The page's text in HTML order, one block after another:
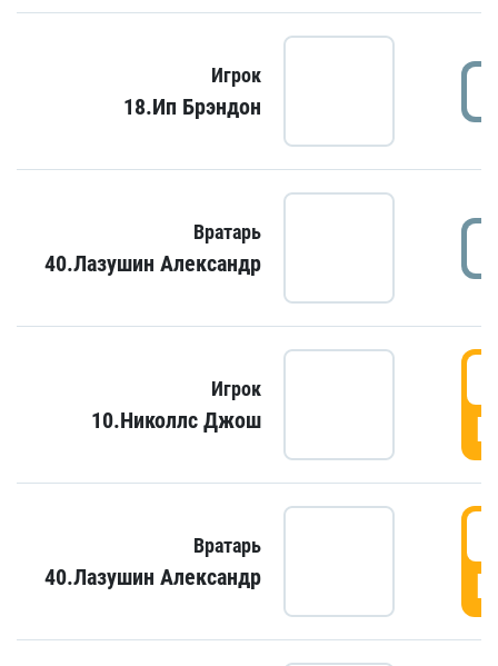
Игрок
18.Ип Брэндон
Вратарь
40.Лазушин Александр
Игрок
10.Николлс Джош
Вратарь
40.Лазушин Александр